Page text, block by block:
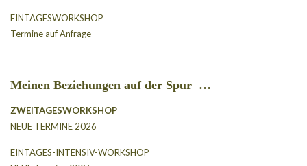
EINTAGESWORKSHOP
Termine auf Anfrage
——————————————
Meinen Beziehungen auf der Spur …
ZWEITAGESWORKSHOP
NEUE TERMINE 2026
EINTAGES-INTENSIV-WORKSHOP